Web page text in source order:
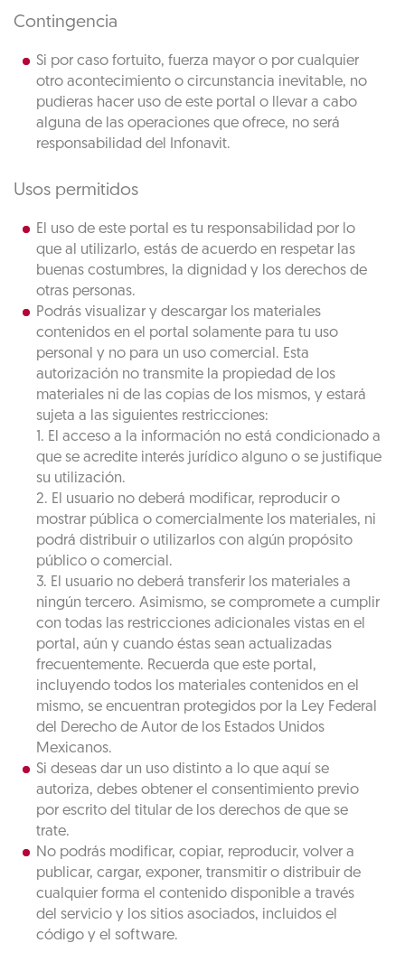
Contingencia
Si por caso fortuito, fuerza mayor o por cualquier
otro acontecimiento o circunstancia inevitable, no
pudieras hacer uso de este portal o llevar a cabo
alguna de las operaciones que ofrece, no será
responsabilidad del Infonavit.
Usos permitidos
El uso de este portal es tu responsabilidad por lo
que al utilizarlo, estás de acuerdo en respetar las
buenas costumbres, la dignidad y los derechos de
otras personas.
Podrás visualizar y descargar los materiales
contenidos en el portal solamente para tu uso
personal y no para un uso comercial. Esta
autorización no transmite la propiedad de los
materiales ni de las copias de los mismos, y estará
sujeta a las siguientes restricciones:
1. El acceso a la información no está condicionado a
que se acredite interés jurídico alguno o se justifique
su utilización.
2. El usuario no deberá modificar, reproducir o
mostrar pública o comercialmente los materiales, ni
podrá distribuir o utilizarlos con algún propósito
público o comercial.
3. El usuario no deberá transferir los materiales a
ningún tercero. Asimismo, se compromete a cumplir
con todas las restricciones adicionales vistas en el
portal, aún y cuando éstas sean actualizadas
frecuentemente. Recuerda que este portal,
incluyendo todos los materiales contenidos en el
mismo, se encuentran protegidos por la Ley Federal
del Derecho de Autor de los Estados Unidos
Mexicanos.
Si deseas dar un uso distinto a lo que aquí se
autoriza, debes obtener el consentimiento previo
por escrito del titular de los derechos de que se
trate.
No podrás modificar, copiar, reproducir, volver a
publicar, cargar, exponer, transmitir o distribuir de
cualquier forma el contenido disponible a través
del servicio y los sitios asociados, incluidos el
código y el software.